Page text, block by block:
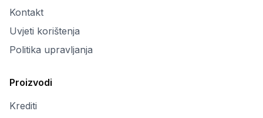
Kontakt
Uvjeti korištenja
Politika upravljanja
Proizvodi
Krediti